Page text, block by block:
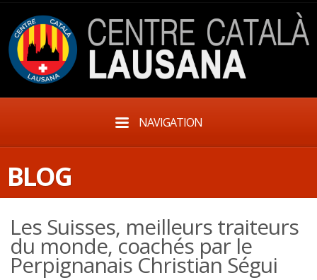
NAVIGATION
BLOG
Les Suisses, meilleurs traiteurs
du monde, coachés par le
Perpignanais Christian Ségui